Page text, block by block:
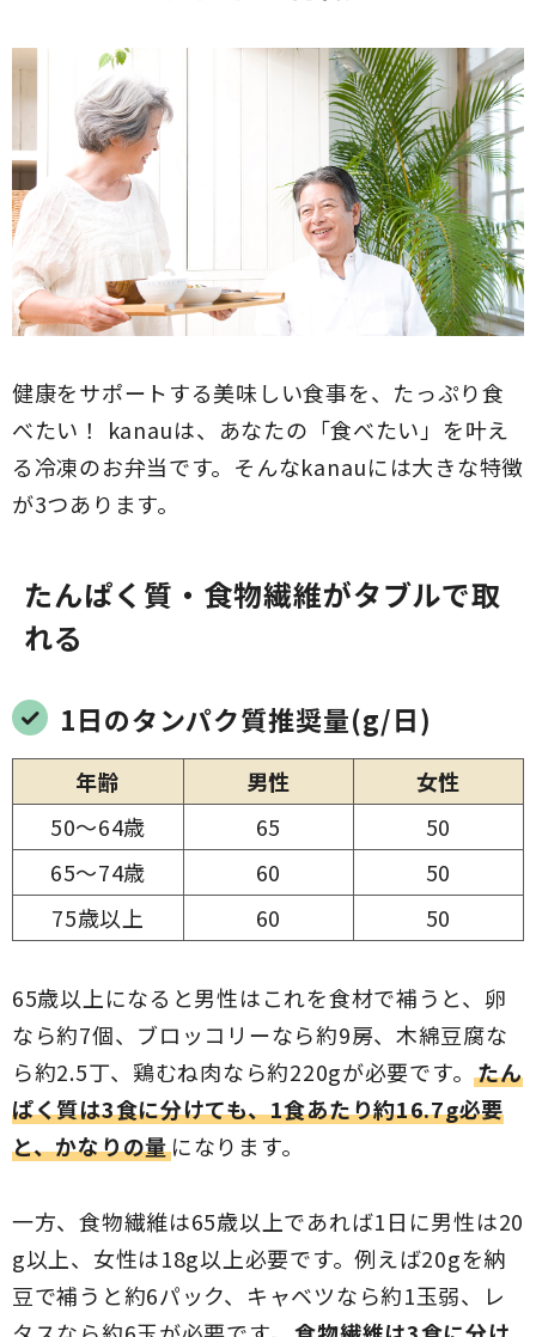
健康をサポートする美味しい食事を、たっぷり食
べたい！ kanauは、あなたの「食べたい」を叶え
る冷凍のお弁当です。そんなkanauには大きな特徴
が3つあります。
たんぱく質・食物繊維がタブルで取
れる
1日のタンパク質推奨量(g/日)
年齢 男性
女性
50～64歳
65
50
65～74歳
60
50
75歳以上
60 50
65歳以上になると男性はこれを食材で補うと、卵
なら約7個、ブロッコリーなら約9房、木綿豆腐な
ら約2.5丁、鶏むね肉なら約220gが必要です。たん
ぱく質は3食に分けても、1食あたり約16.7g必要
と、かなりの量になります。
一方、食物繊維は65歳以上であれば1日に男性は20
g以上、女性は18g以上必要です。例えば20gを納
豆で補うと約6パック、キャベツなら約1玉弱、レ